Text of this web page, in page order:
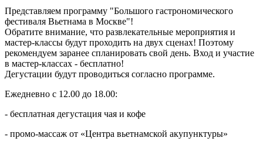
Представляем программу "Большого гастрономического
фестиваля Вьетнама в Москве"!
Обратите внимание, что развлекательные мероприятия и
мастер-классы будут проходить на двух сценах! Поэтому
рекомендуем заранее спланировать свой день. Вход и участие
в мастер-классах - бесплатно!
Дегустации будут проводиться согласно программе.
Ежедневно с 12.00 до 18.00:
- бесплатная дегустация чая и кофе
- промо-массаж от «Центра вьетнамской акупунктуры»